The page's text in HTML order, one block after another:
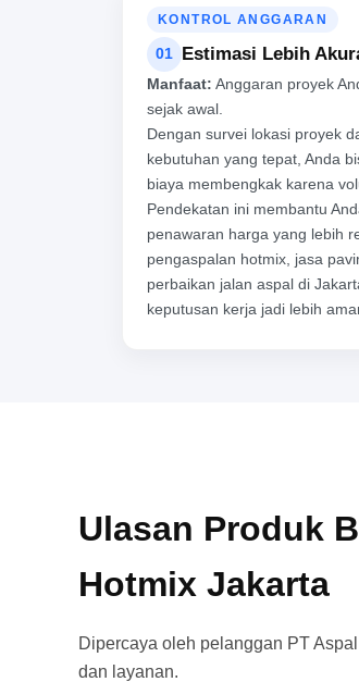
KONTROL ANGGARAN
01 Estimasi Lebih
Manfaat: Anggaran proyek
sejak awal.
Dengan survei lokasi proyek
kebutuhan yang tepat, Anda
biaya membengkak karena
Pendekatan ini membantu
penawaran harga yang lebih
pengaspalan hotmix, jasa
perbaikan jalan aspal di
keputusan kerja jadi lebih
Ulasan Produk
Hotmix Jakarta
Dipercaya oleh pelanggan PT
dan layanan.